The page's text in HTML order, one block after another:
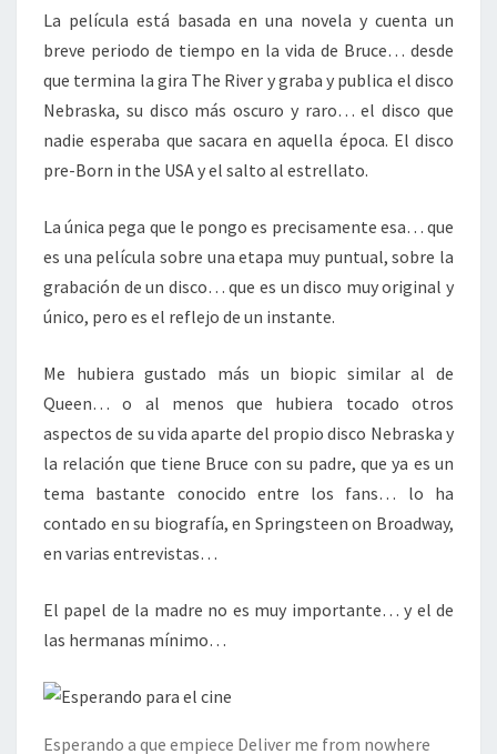
La película está basada en una novela y cuenta un
breve periodo de tiempo en la vida de Bruce… desde
que termina la gira The River y graba y publica el disco
Nebraska, su disco más oscuro y raro… el disco que
nadie esperaba que sacara en aquella época. El disco
pre-Born in the USA y el salto al estrellato.
La única pega que le pongo es precisamente esa… que
es una película sobre una etapa muy puntual, sobre la
grabación de un disco… que es un disco muy original y
único, pero es el reflejo de un instante.
Me hubiera gustado más un biopic similar al de
Queen… o al menos que hubiera tocado otros
aspectos de su vida aparte del propio disco Nebraska y
la relación que tiene Bruce con su padre, que ya es un
tema bastante conocido entre los fans… lo ha
contado en su biografía, en Springsteen on Broadway,
en varias entrevistas…
El papel de la madre no es muy importante… y el de
las hermanas mínimo…
Esperando a que empiece Deliver me from nowhere